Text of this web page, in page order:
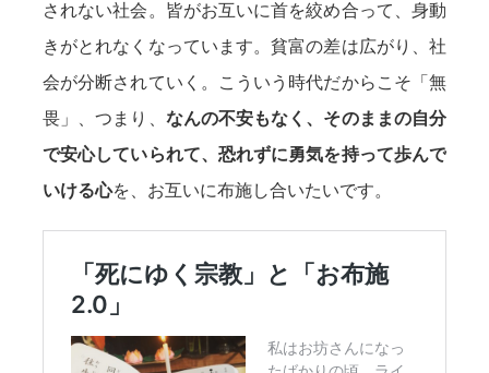
されない社会。皆がお互いに首を絞め合って、身動
きがとれなくなっています。貧富の差は広がり、社
会が分断されていく。こういう時代だからこそ「無
畏」、つまり、 なんの不安もなく、そのままの自分
で安心していられて、恐れずに勇気を持って歩んで
いける心を、お互いに布施し合いたいです。